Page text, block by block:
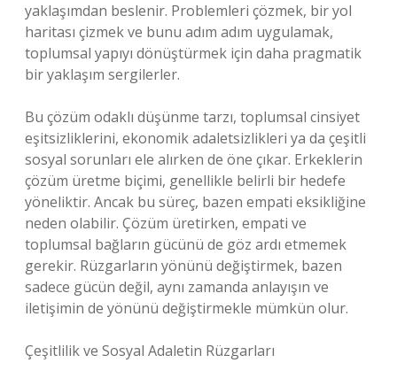
yaklaşımdan beslenir. Problemleri çözmek, bir yol
haritası çizmek ve bunu adım adım uygulamak,
toplumsal yapıyı dönüştürmek için daha pragmatik
bir yaklaşım sergilerler.
Bu çözüm odaklı düşünme tarzı, toplumsal cinsiyet
eşitsizliklerini, ekonomik adaletsizlikleri ya da çeşitli
sosyal sorunları ele alırken de öne çıkar. Erkeklerin
çözüm üretme biçimi, genellikle belirli bir hedefe
yöneliktir. Ancak bu süreç, bazen empati eksikliğine
neden olabilir. Çözüm üretirken, empati ve
toplumsal bağların gücünü de göz ardı etmemek
gerekir. Rüzgarların yönünü değiştirmek, bazen
sadece gücün değil, aynı zamanda anlayışın ve
iletişimin de yönünü değiştirmekle mümkün olur.
Çeşitlilik ve Sosyal Adaletin Rüzgarları